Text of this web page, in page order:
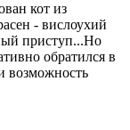
кот из
- вислоухий
приступ...Но
обратился в
возможность